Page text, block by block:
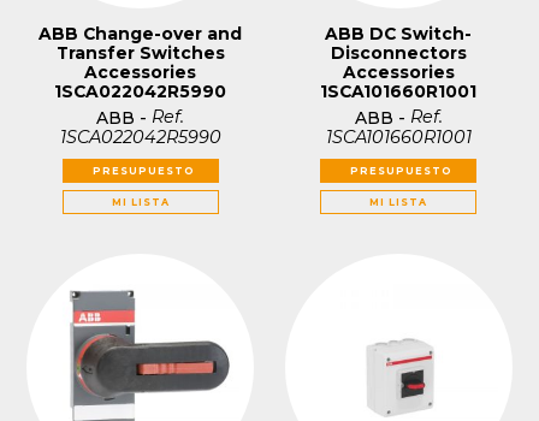
ABB Change-over and
Transfer Switches
Accessories
1SCA022042R5990
ABB - Ref.
1SCA022042R5990
PRESUPUESTO
MI LISTA
ABB DC Switch-
Disconnectors
Accessories
1SCA101660R1001
ABB - Ref.
1SCA101660R1001
PRESUPUESTO
MI LISTA